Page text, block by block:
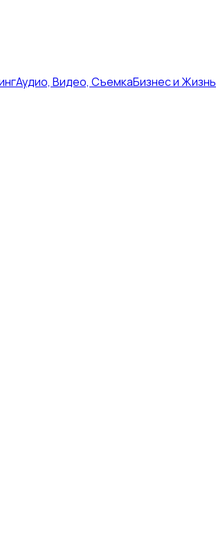
Аудио, Видео, СъемкаБизнес и Жизнь